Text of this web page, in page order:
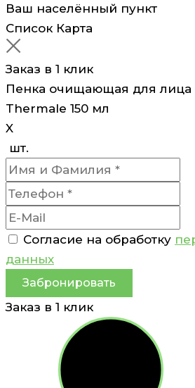
Ваш населённый пункт
Список Карта
Заказ в 1 клик
Пенка очищающая для лица
Thermale 150 мл
X
шт.
Согласие на обработку
данных
Забронировать
Заказ в 1 клик